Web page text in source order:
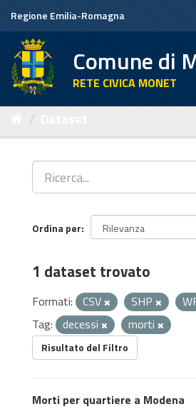
contenuto
Regione Emilia-Romagna
Comune di
RETE CIVICA MONET
Ordina per
1 dataset trovato
Formati: CSV SHP
Tag:
decessi morti
Risultato del Filtro
Morti per quartiere a Modena